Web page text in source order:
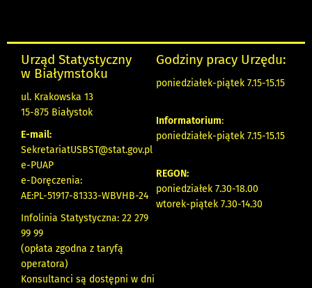
Urząd Statystyczny
w Białymstoku
ul. Krakowska 13
15-875 Białystok
E-mail:
SekretariatUSBST@stat.gov.pl
e-PUAP
e-Doręczenia:
AE:PL-51917-81333-WBVHB-24
Infolinia Statystyczna: 22 279
99 99
(opłata zgodna z taryfą
operatora)
Konsultanci są dostępni w dni
Godziny pracy Urzędu:
poniedziałek-piątek 7.15-15.15
Informatorium:
poniedziałek-piątek 7.15-15.15
REGON:
poniedziałek 7.30-18.00
wtorek-piątek 7.30-14.30